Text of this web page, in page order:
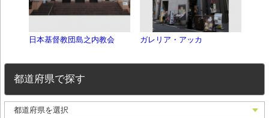
日本基督教団島之内教会 ガレリア・アッカ
都道府県で探す